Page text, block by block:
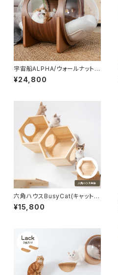
宇宙船ALPHA/ウォールナット
(床置きタイプ猫用ベッド)-MYZ
OO【nekokobo select】
¥24,800
六角ハウスBusyCat(キャットス
テップ)-MYZOO【nekokobo
select】
¥15,800